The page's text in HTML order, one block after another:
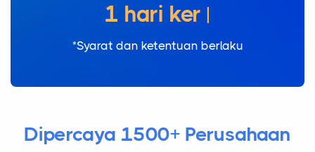
*Syarat dan ketentuan berlaku
Dokter Legal Telah Melayani Berbagai Klien dari